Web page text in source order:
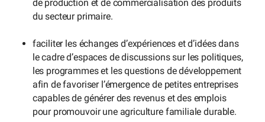
de production et de commercialisation des produits
du secteur primaire.
faciliter les échanges d’expériences et d’idées dans
le cadre d’espaces de discussions sur les politiques,
les programmes et les questions de développement
afin de favoriser l’émergence de petites entreprises
capables de générer des revenus et des emplois
pour promouvoir une agriculture familiale durable.